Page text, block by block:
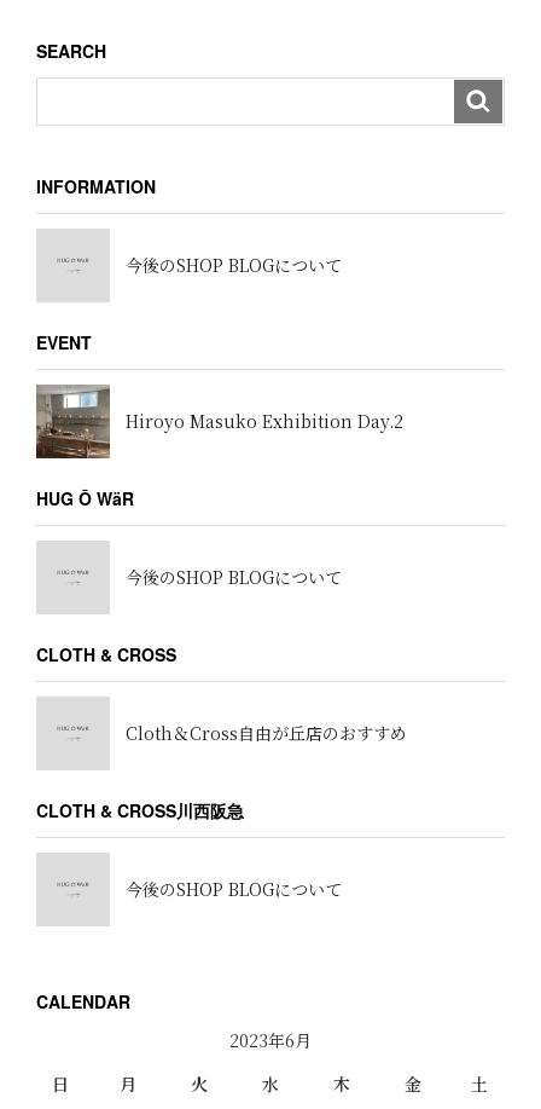
SEARCH
INFORMATION
今後のSHOP BLOGについて
EVENT
Hiroyo Masuko Exhibition Day.2
HUG Ō WäR
今後のSHOP BLOGについて
CLOTH & CROSS
Cloth＆Cross自由が丘店のおすすめ
CLOTH & CROSS川西阪急
今後のSHOP BLOGについて
CALENDAR
2023年6月
日
月 火 水 木 金
土